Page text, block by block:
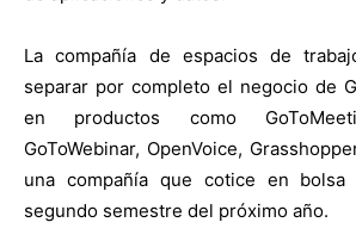
La compañía de espacios de
separar por completo el negocio de
en productos como
GoToWebinar, OpenVoice,
una compañía que cotice en bolsa
segundo semestre del próximo año.